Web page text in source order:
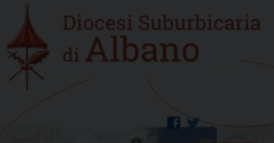
content
Home
new
twitter
facebook